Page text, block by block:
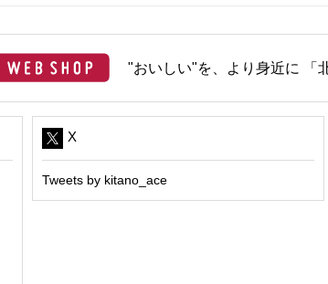
"おいしい"を、より身近に 「
X
Tweets by kitano_ace